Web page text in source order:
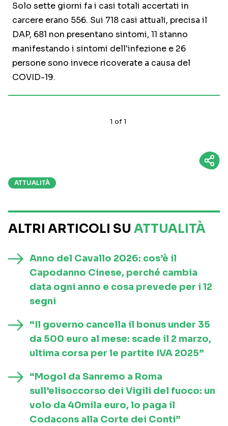
Solo sette giorni fa i casi totali accertati in
carcere erano 556. Sui 718 casi attuali, precisa il
DAP, 681 non presentano sintomi, 11 stanno
manifestando i sintomi dell'infezione e 26
persone sono invece ricoverate a causa del
COVID-19.
1 of1
ATTUALITÀ
ALTRI ARTICOLI SU ATTUALITÀ
Anno del Cavallo 2026: cos’è il
Capodanno Cinese, perché cambia
data ogni anno e cosa prevede per i 12
segni
“Il governo cancella il bonus under 35
da 500 euro al mese: scade il 2 marzo,
ultima corsa per le partite IVA 2025”
“Mogol da Sanremo a Roma
sull’elisoccorso dei Vigili del fuoco: un
volo da 40mila euro, lo paga il
Codacons alla Corte dei Conti”